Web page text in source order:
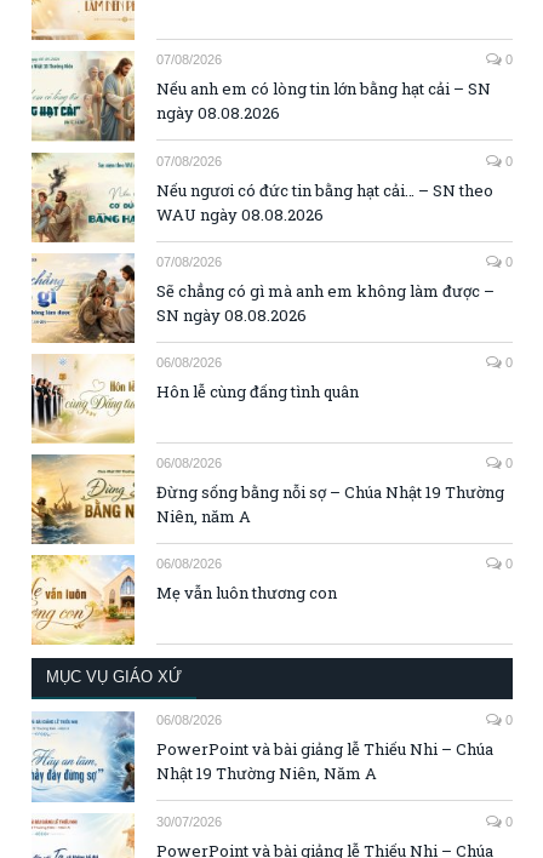
07/08/2026 0
Nếu anh em có lòng tin lớn bằng hạt cải – SN
ngày 08.08.2026
07/08/2026 0
Nếu ngươi có đức tin bằng hạt cải… – SN theo
WAU ngày 08.08.2026
07/08/2026 0
Sẽ chẳng có gì mà anh em không làm được –
SN ngày 08.08.2026
06/08/2026 0
Hôn lễ cùng đấng tình quân
06/08/2026 0
Đừng sống bằng nỗi sợ – Chúa Nhật 19 Thường
Niên, năm A
06/08/2026 0
Mẹ vẫn luôn thương con
MỤC VỤ GIÁO XỨ
06/08/2026 0
PowerPoint và bài giảng lễ Thiếu Nhi – Chúa
Nhật 19 Thường Niên, Năm A
30/07/2026 0
PowerPoint và bài giảng lễ Thiếu Nhi – Chúa